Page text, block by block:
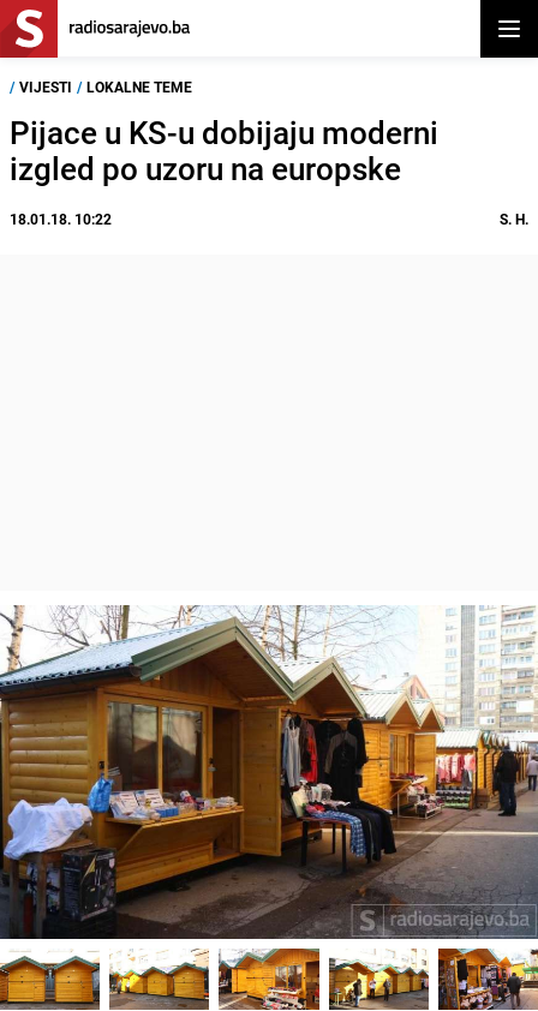
/ VIJESTI / LOKALNE TEME
Pijace u KS-u dobijaju moderni
izgled po uzoru na europske
18.01.18. 10:22 S. H.